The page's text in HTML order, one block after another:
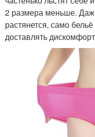
2 размера меньше.
растянется, само
доставлять